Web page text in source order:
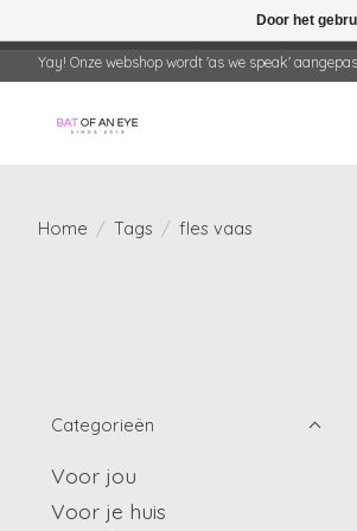
Yay! Onze webshop wordt 'as we speak'
Home / Tags / fles vaas
Categorieën
Voor jou
Voor je huis
Door het
← Keer terug